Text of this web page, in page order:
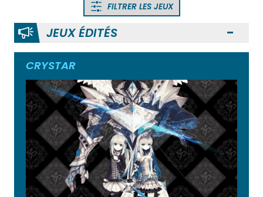
FILTRER LES JEUX
JEUX ÉDITÉS
CRYSTAR